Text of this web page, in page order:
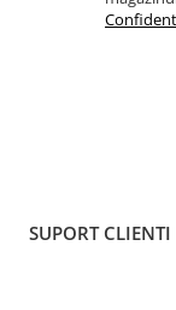
SUPORT CLIENTI